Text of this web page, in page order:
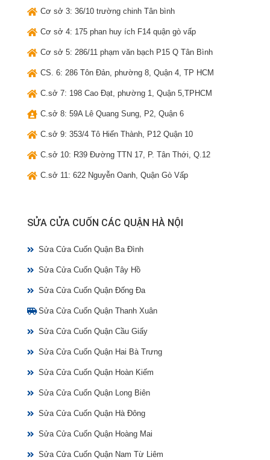
Cơ sở 3: 36/10 trường chinh Tân bình
Cơ sở 4: 175 phan huy ích F14 quận gò vấp
Cơ sở 5: 286/11 phạm văn bạch P15 Q Tân Bình
CS. 6: 286 Tôn Đản, phường 8, Quận 4, TP HCM
C.sở 7: 198 Cao Đạt, phường 1, Quận 5,TPHCM
C.sở 8: 59A Lê Quang Sung, P2, Quận 6
C.sở 9: 353/4 Tô Hiến Thành, P12 Quận 10
C.sở 10: R39 Đường TTN 17, P. Tân Thới, Q.12
C.sở 11: 622 Nguyễn Oanh, Quận Gò Vấp
SỬA CỬA CUỐN CÁC QUẬN HÀ NỘI
Sửa Cửa Cuốn Quận Ba Đình
Sửa Cửa Cuốn Quận Tây Hồ
Sửa Cửa Cuốn Quận Đống Đa
Sửa Cửa Cuốn Quận Thanh Xuân
Sửa Cửa Cuốn Quận Cầu Giấy
Sửa Cửa Cuốn Quận Hai Bà Trưng
Sửa Cửa Cuốn Quận Hoàn Kiếm
Sửa Cửa Cuốn Quận Long Biên
Sửa Cửa Cuốn Quận Hà Đông
Sửa Cửa Cuốn Quận Hoàng Mai
Sửa Cửa Cuốn Quận Nam Từ Liêm